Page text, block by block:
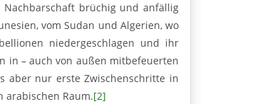
brü­chig und anfällig
vom Sudan und Algerien, wo
niedergeschlagen und ihr
in – auch von außen mitbefeuerten
aber nur erste Zwischenschritte in
arabischen Raum.[2]